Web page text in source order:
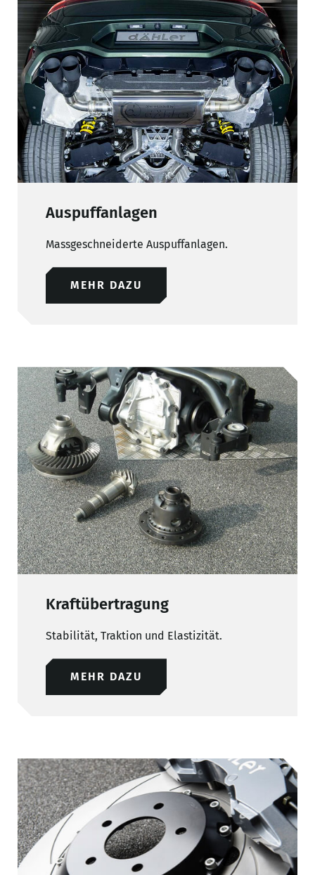
Auspuffanlagen
Massgeschneiderte Auspuffanlagen.
MEHR DAZU
Kraftübertragung
Stabilität, Traktion und Elastizität.
MEHR DAZU